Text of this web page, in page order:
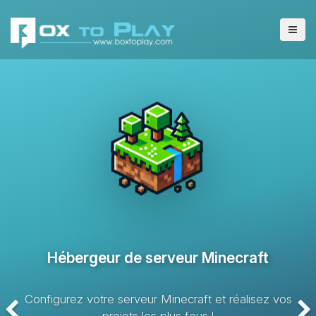
Hébergeur de serveur VPS
Solution d’hébergement avec des ressources dédiées